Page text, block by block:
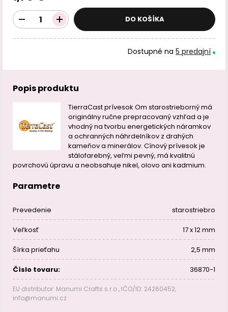
DO KOŠÍKA
Dostupné na 5 predajní
Popis produktu
TierraCast prívesok Om starostrieborný má
originálny ručne prepracovaný vzhľad a je
vhodný na tvorbu energetických náramkov
a ochranných náhrdelníkov z drahých
kameňov a minerálov. Cínový prívesok je
stálofarebný, veľmi pevný, má kvalitnú
povrchovú úpravu a neobsahuje nikel, olovo ani kadmium.
Parametre
Prevedenie starostriebro
Veľkosť 17 x 12 mm
Šírka prieťahu 2,5 mm
Číslo tovaru: 36870-1
EU distributor: Manumi Crafts s.r.o., IČO/ID: 24260452,
info@manumi.cz